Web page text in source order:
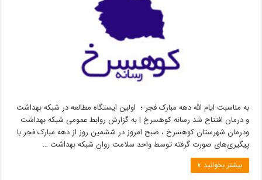
به مناسبت ایام الله دهه مبارک فجر ؛ اولین ایستگاه مطالعه در شبکه بهداشت
و درمان افتتاح شد رسانه کوهسرخ | به گزارش روابط عمومی شبکه بهداشت
ودرمان شهرستان کوهسرخ ، صبح امروز در ششمین روز از دهه مبارک فجر با
پیگیری‌های صورت گرفته توسط واحد سلامت روان شبکه بهداشت …
بیشتر بخوانید »